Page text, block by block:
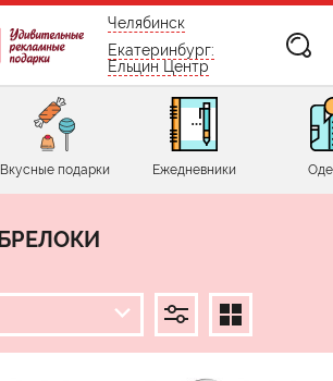
бесплатно по России
Челябинск
Екатеринбург:
Ельцин Центр
Вкусные подарки Ежедневники
БРЕЛОКИ